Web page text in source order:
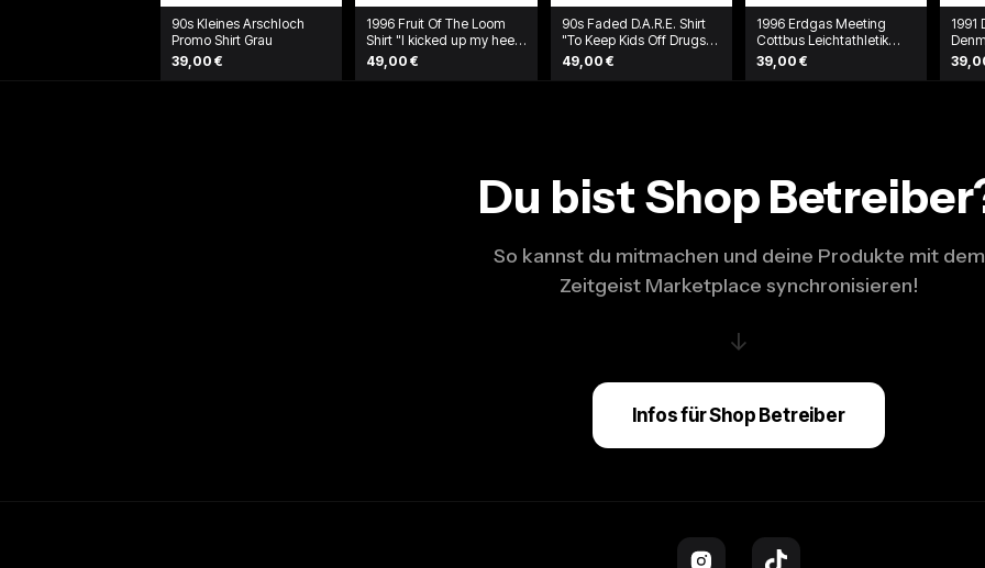
90s Kleines Arschloch
Promo Shirt Grau
39,00 €
1996 Fruit Of The Loom
Shirt "I kicked up my heels
at Larry's" Grün
49,00 €
90s Faded D.A.R.E. Shirt
"To Keep Kids Off Drugs"
McLaren Schwarz
49,00 €
1996 Erdgas Meeting
Cottbus Leichtathletik
Double Sided Shirt Weiß
39,00 €
1991
Du bist Shop
So kannst du mitmachen und deine Produkte mit dem
Zeitgeist Marketplace synchronisieren!
↓
Infos für Shop Betreiber